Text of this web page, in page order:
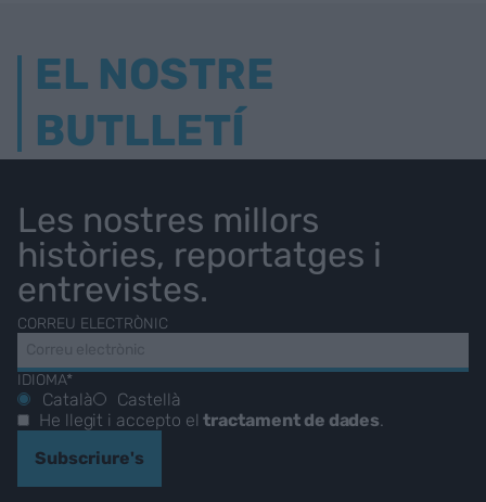
EL NOSTRE
BUTLLETÍ
Les nostres millors
històries, reportatges i
entrevistes.
CORREU ELECTRÒNIC
IDIOMA*
Català
Castellà
He llegit i accepto eltractament de dades.
Subscriure's